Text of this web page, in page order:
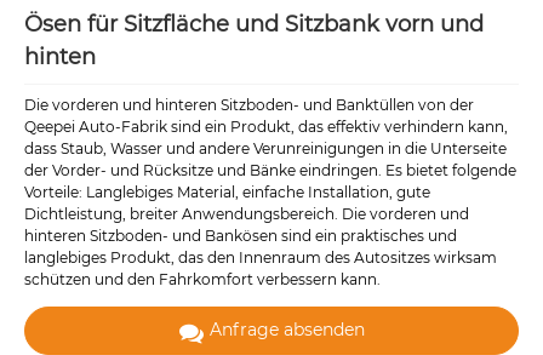
Ösen für Sitzfläche und Sitzbank vorn und
hinten
Die vorderen und hinteren Sitzboden- und Banktüllen von der
Qeepei Auto-Fabrik sind ein Produkt, das effektiv verhindern kann,
dass Staub, Wasser und andere Verunreinigungen in die Unterseite
der Vorder- und Rücksitze und Bänke eindringen. Es bietet folgende
Vorteile: Langlebiges Material, einfache Installation, gute
Dichtleistung, breiter Anwendungsbereich. Die vorderen und
hinteren Sitzboden- und Bankösen sind ein praktisches und
langlebiges Produkt, das den Innenraum des Autositzes wirksam
schützen und den Fahrkomfort verbessern kann.
Anfrage absenden